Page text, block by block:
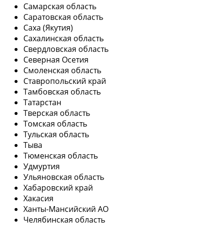
Самарская область
Саратовская область
Саха (Якутия)
Сахалинская область
Свердловская область
Северная Осетия
Смоленская область
Ставропольский край
Тамбовская область
Татарстан
Тверская область
Томская область
Тульская область
Тыва
Тюменская область
Удмуртия
Ульяновская область
Хабаровский край
Хакасия
Ханты-Мансийский АО
Челябинская область